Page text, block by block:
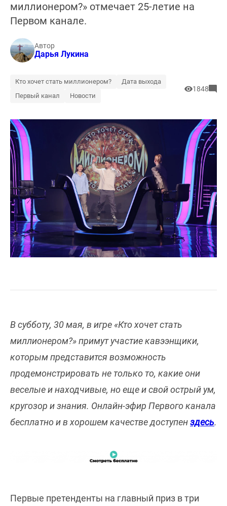
миллионером?» отмечает 25-летие на
Первом канале.
Автор
Дарья Лукина
Кто хочет стать миллионером?
Дата выхода
Первый канал
Новости
1848
В субботу, 30 мая, в игре «Кто хочет стать
миллионером?» примут участие кавээнщики,
которым представится возможность
продемонстрировать не только то, какие они
веселые и находчивые, но еще и свой острый ум,
кругозор и знания. Онлайн-эфир Первого канала
бесплатно и в хорошем качестве доступенздесь.
Первые претенденты на главный приз в три